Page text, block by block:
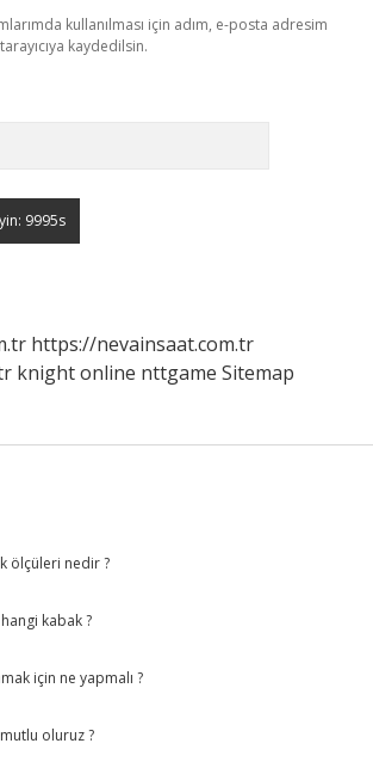
kullanılması için adım, e-posta adresim
kaydedilsin.
https://nevainsaat.com.tr
knight online nttgame Sitemap
ölçüleri nedir ?
kabak ?
için ne yapmalı ?
oluruz ?